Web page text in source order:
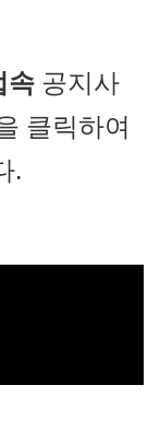
속 공지사
클릭하여
.